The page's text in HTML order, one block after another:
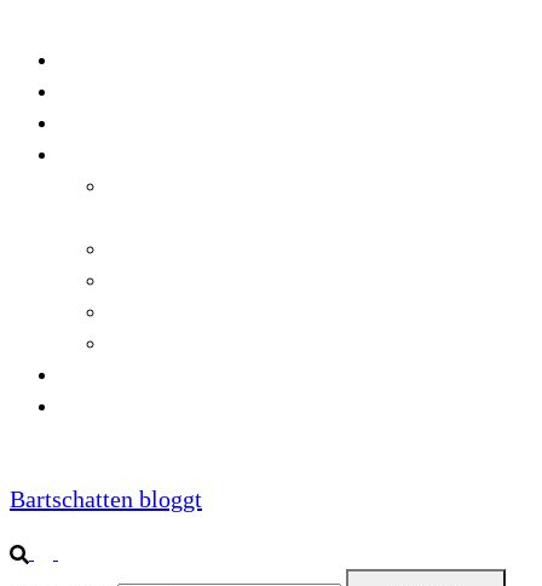
Bartschatten bloggt